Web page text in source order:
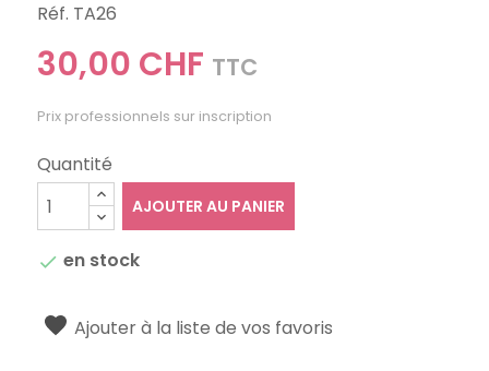
Réf. TA26
30,00 CHF TTC
Prix professionnels sur inscription
Quantité
AJOUTER AU PANIER
 en stock
Ajouter à la liste de vos favoris